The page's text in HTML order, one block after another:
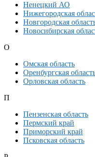
Ненецкий АО
Нижегородская
Новгородская
Новосибирская
О
Омская область
Оренбургская
Орловская область
П
Пензенская область
Пермский край
Приморский край
Псковская область